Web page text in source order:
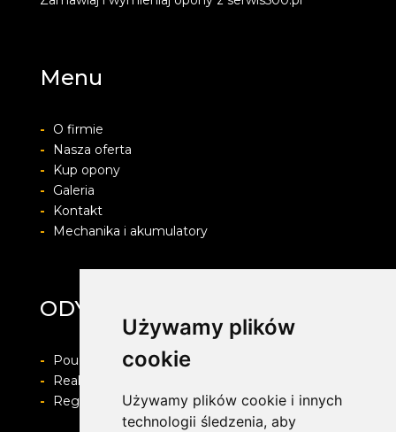
Używamy plików
cookie
Używamy plików cookie i innych
technologii śledzenia, aby
Menu
-
O firmie
-
Nasza oferta
-
Kup opony
-
Galeria
-
Kontakt
-
Mechanika i akumulatory
ODYA SERWIS
-
Pouczenie o prawie do odstapienia od umowy
-
Realizacja zamówienia i formy płatności
-
Regulamin i Polityka prywatności